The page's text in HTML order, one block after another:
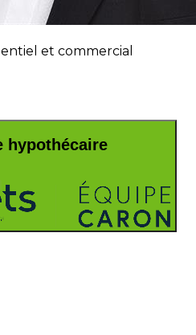
et commercial
hypothécaire